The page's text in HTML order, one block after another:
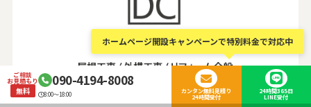
ホームページ開設キャンペーンで特別料金で対応中
ご相談
お見積もり
無料
090-4194-8008
8:00～18:00
カンタン無料見積り
24時間受付
24時間365日
LINE受付